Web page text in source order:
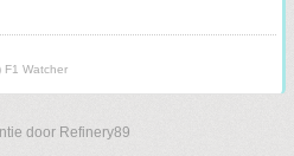
F1 Watcher
door Refinery89